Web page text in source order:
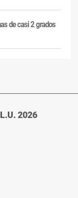
de casi 2 grados
2026